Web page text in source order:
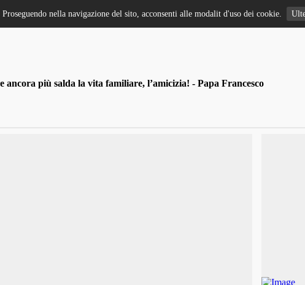
più salda la vita familiare, l’amicizia! - Papa Francesco
nella navigazione del sito, acconsenti alle modalit d'uso dei cookie.